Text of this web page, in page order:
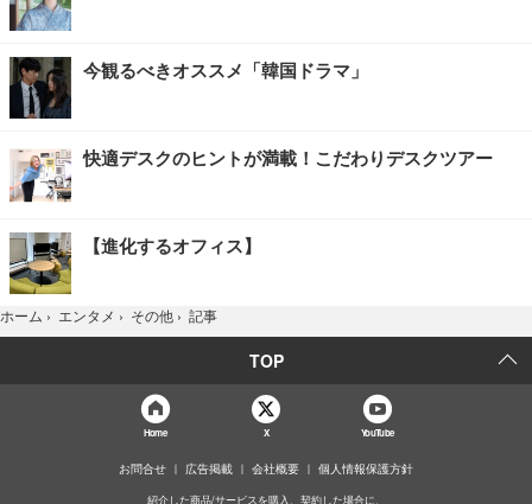
今観るべきオススメ「韓国ドラマ」
快適デスクのヒントが満載！こだわりデスクツアー
【進化するオフィス】
ホーム › エンタメ › その他 › 記事
TOP
Home X YouTube
お問合せ 広告掲載 会社概要 個人情報保護方針
紹介した商品/サービスを購入、契約した場合に、